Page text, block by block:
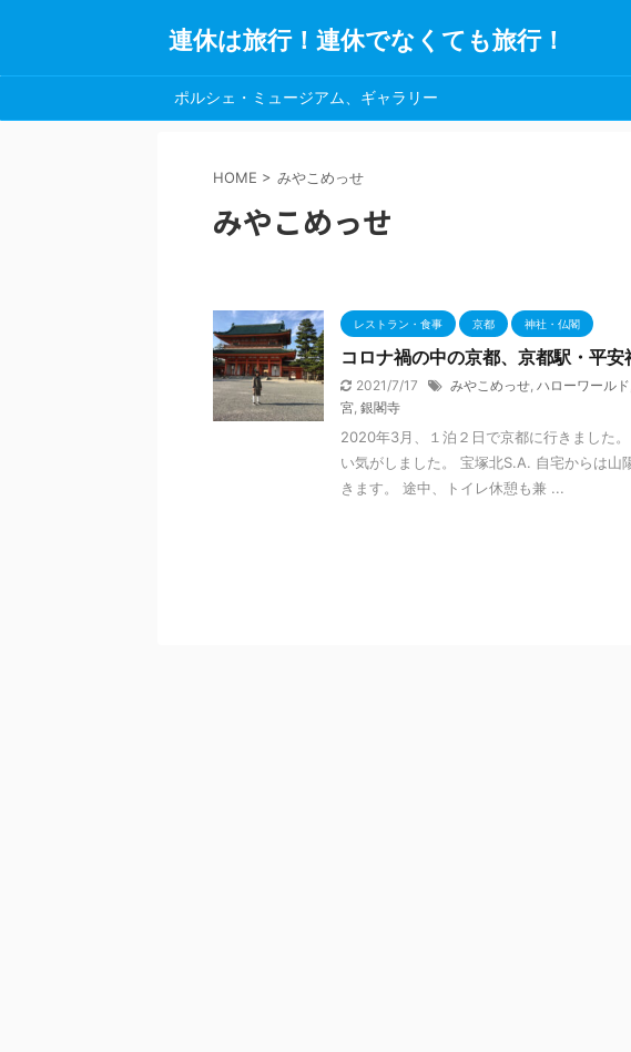
連休は旅行！連休でなくても旅行！
ポルシェ・ミュージアム、ギャラリー
HOME > みやこめっせ
みやこめっせ
レストラン・食事 京都 神社・仏閣
コロナ禍の中の京都、京都駅・平安
2021/7/17 みやこめっせ, ハローワールド
宮, 銀閣寺
2020年3月、１泊２日で京都に行きました
い気がしました。 宝塚北S.A. 自宅からは
きます。 途中、トイレ休憩も兼 ...